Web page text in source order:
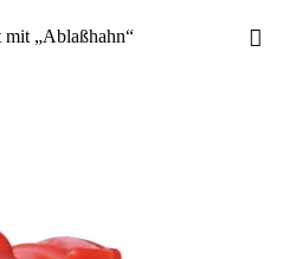
mit „Ablaßhahn“